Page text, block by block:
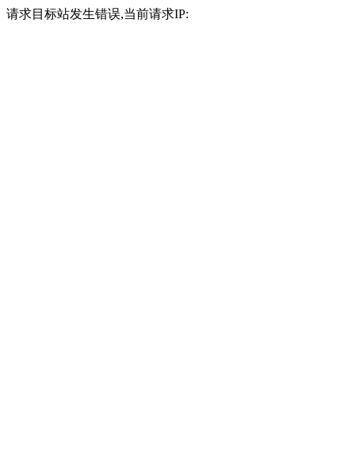
请求目标站发生错误,当前请求IP: